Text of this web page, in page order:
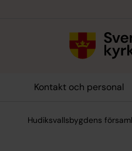
Kontakt och personal
Hudiksvallsbygdens